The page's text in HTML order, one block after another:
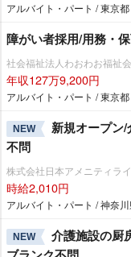
アルバイト・パート / 東京都
障がい者採用/用務・
社会福祉法人わおわお福祉会
年収127万9,200円
アルバイト・パート / 東京都
NEW
新規オープン
不問
株式会社日本アメニティラ
時給2,010円
アルバイト・パート / 神奈川
NEW
介護施設の厨